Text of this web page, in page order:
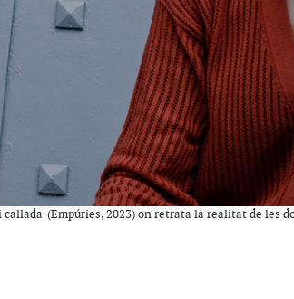
callada' (Empúries, 2023) on retrata la realitat de les